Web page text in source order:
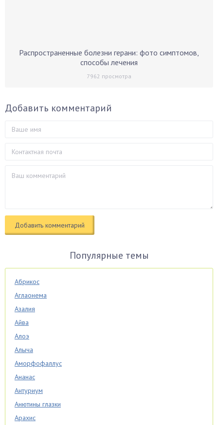
Распространенные болезни герани: фото симптомов,
способы лечения
7962 просмотра
Добавить комментарий
Популярные темы
Абрикос
Аглаонема
Азалия
Айва
Алоэ
Алыча
Аморфофаллус
Ананас
Антуриум
Анютины глазки
Арахис